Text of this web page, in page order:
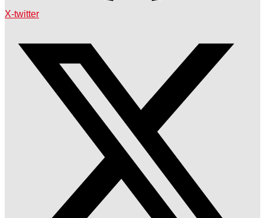
X-twitter